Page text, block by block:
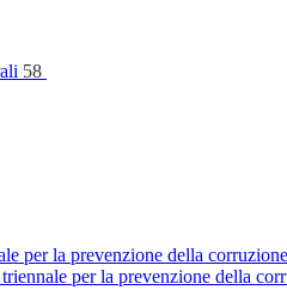
58
per la prevenzione della
per la prevenzione della